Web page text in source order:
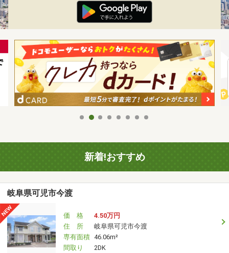
新着!おすすめ
岐阜県可児市今渡
価 格
4.50万円
住 所
岐阜県可児市今渡
専有面積 46.06m²
間取り
2DK